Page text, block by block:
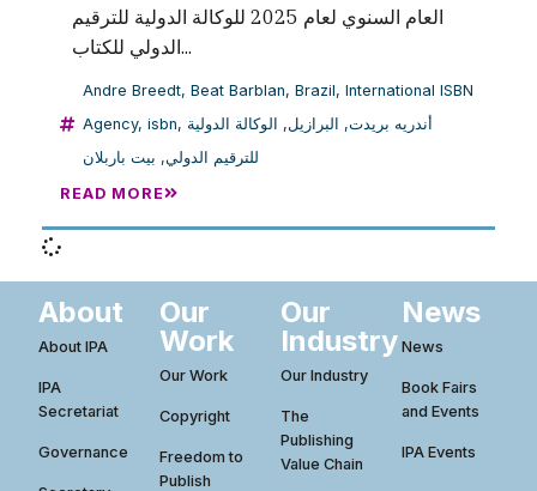
العام السنوي لعام 2025 للوكالة الدولية للترقيم
الدولي للكتاب...
Andre Breedt, Beat Barblan, Brazil, International ISBN
Agency, isbn, أندريه بريدت, البرازيل, الوكالة الدولية
للترقيم الدولي, بيت باربلان
READ MORE
About
About IPA
IPA
Secretariat
Governance
Our
Work
Our Work
Copyright
Freedom to
Publish
Our
Industry
Our Industry
The
Publishing
Value Chain
News
News
Book Fairs
and Events
IPA Events